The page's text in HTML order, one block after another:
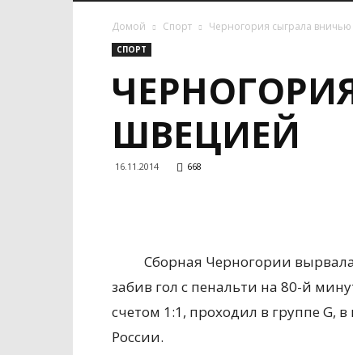
Домой Спорт Черногория сыграла
СПОРТ
ШВЕЦИЕЙ
16.11.2014 668
Сборная Черногории
забив гол с пенальти на 80-й
счетом 1:1, проходил в группе G,
России.